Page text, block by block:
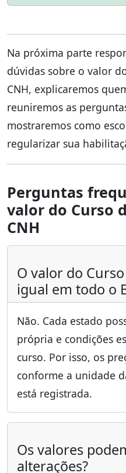
Na próxima parte
dúvidas sobre o valor
CNH, explicaremos
reuniremos as
mostraremos como
regularizar sua
Perguntas
valor do Curso
CNH
O valor do
igual em todo o
Não. Cada estado
própria e condições
curso. Por isso, os
conforme a unidade
está registrada.
Os valores
alterações?